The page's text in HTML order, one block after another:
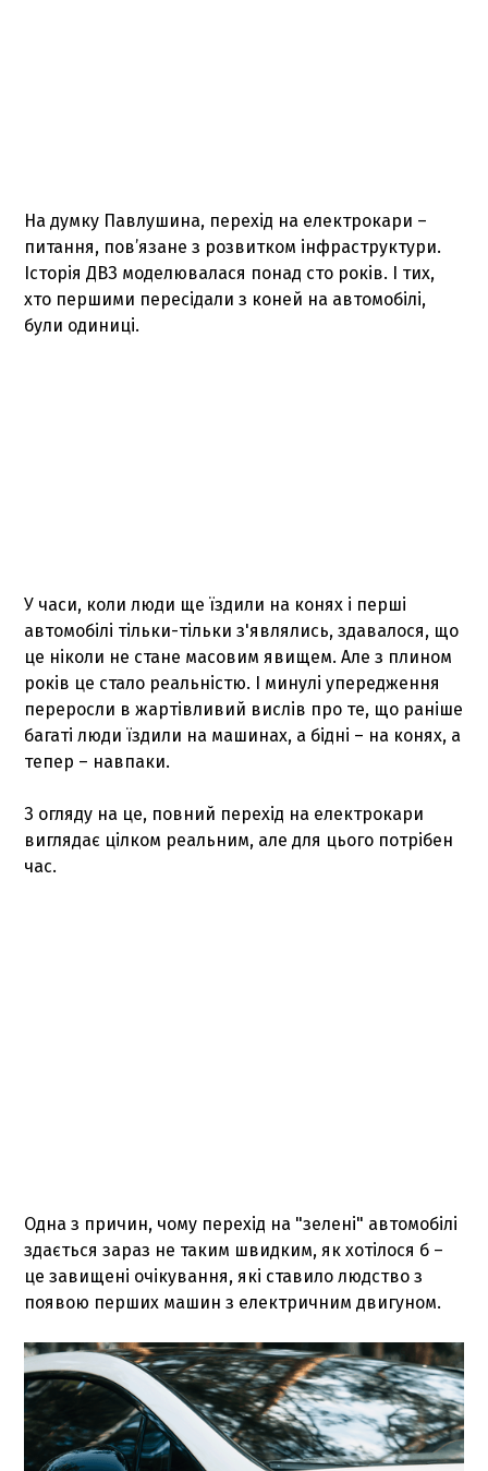
На думку Павлушина, перехід на електрокари –
питання, пов’язане з розвитком інфраструктури.
Історія ДВЗ моделювалася понад сто років. І тих,
хто першими пересідали з коней на автомобілі,
були одиниці.
У часи, коли люди ще їздили на конях і перші
автомобілі тільки-тільки з'являлись, здавалося, що
це ніколи не стане масовим явищем. Але з плином
років це стало реальністю. І минулі упередження
переросли в жартівливий вислів про те, що раніше
багаті люди їздили на машинах, а бідні – на конях, а
тепер – навпаки.
З огляду на це, повний перехід на електрокари
виглядає цілком реальним, але для цього потрібен
час.
Одна з причин, чому перехід на "зелені" автомобілі
здається зараз не таким швидким, як хотілося б –
це завищені очікування, які ставило людство з
появою перших машин з електричним двигуном.